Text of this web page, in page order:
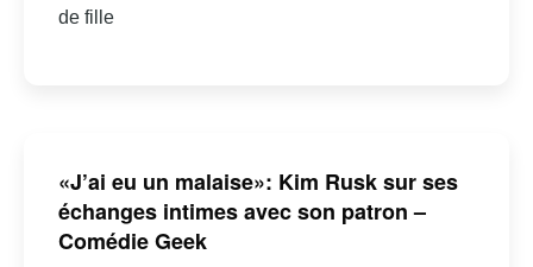
de fille
«J’ai eu un malaise»: Kim Rusk sur ses
échanges intimes avec son patron –
Comédie Geek